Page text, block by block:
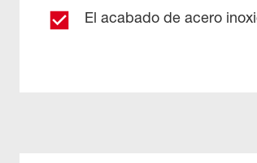
El acabado de acero